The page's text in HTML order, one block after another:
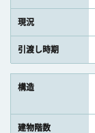
現況
引渡し時期
構造
建物階数